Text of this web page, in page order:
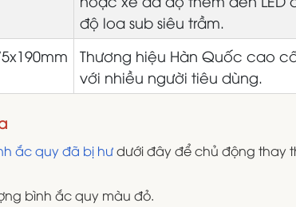
độ loa sub siêu trầm.
Thương hiệu Hàn Quốc cao
với nhiều người tiêu dùng.
ắc quy đã bị hưdưới đây để chủ động thay
bình ắc quy màu đỏ.